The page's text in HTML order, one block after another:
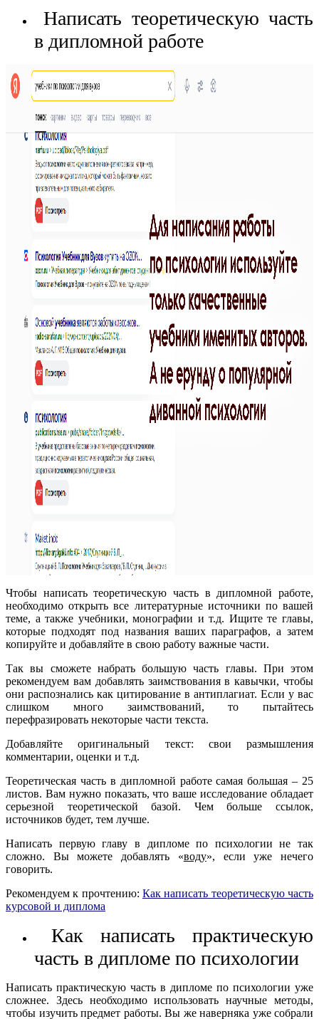
Написать теоретическую часть
в дипломной работе
Чтобы написать теоретическую часть в дипломной работе,
необходимо открыть все литературные источники по вашей
теме, а также учебники, монографии и т.д. Ищите те главы,
которые подходят под названия ваших параграфов, а затем
копируйте и добавляйте в свою работу важные части.
Так вы сможете набрать большую часть главы. При этом
рекомендуем вам добавлять заимствования в кавычки, чтобы
они распознались как цитирование в антиплагиат. Если у вас
слишком много заимствований, то пытайтесь
перефразировать некоторые части текста.
Добавляйте оригинальный текст: свои размышления
комментарии, оценки и т.д.
Теоретическая часть в дипломной работе самая большая – 25
листов. Вам нужно показать, что ваше исследование обладает
серьезной теоретической базой. Чем больше ссылок,
источников будет, тем лучше.
Написать первую главу в дипломе по психологии не так
сложно. Вы можете добавлять «воду», если уже нечего
говорить.
Рекомендуем к прочтению: Как написать теоретическую часть
курсовой и диплома
Как написать практическую
часть в дипломе по психологии
Написать практическую часть в дипломе по психологии уже
сложнее. Здесь необходимо использовать научные методы,
чтобы изучить предмет работы. Вы же наверняка уже собрали